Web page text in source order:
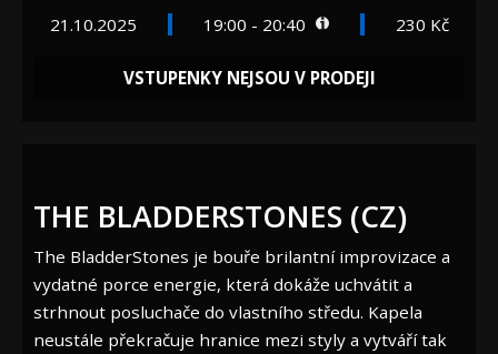
21.10.2025 19:00 - 20:40 230 Kč
VSTUPENKY NEJSOU V PRODEJI
THE BLADDERSTONES (CZ)
The BladderStones je bouře brilantní improvizace a
vydatné porce energie, která dokáže uchvátit a
strhnout posluchače do vlastního středu. Kapela
neustále překračuje hranice mezi styly a vytváří tak